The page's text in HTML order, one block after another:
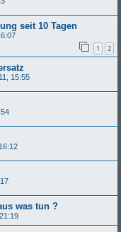
seit 10 Tagen
1 2
15:55
was tun ?